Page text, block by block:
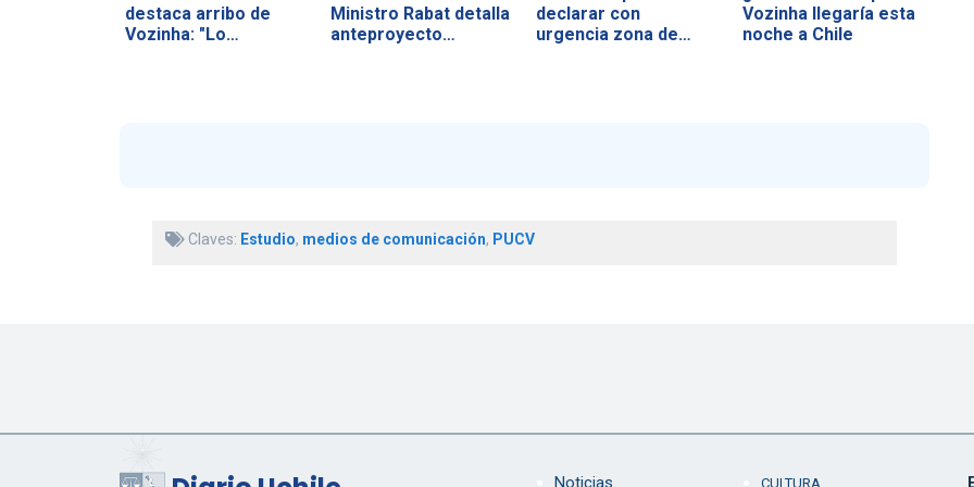
destaca arribo de
Vozinha: "Lo…
Ministro Rabat detalla
anteproyecto…
declarar con
urgencia zona de…
Vozinha llegaría esta
noche a Chile
Claves: Estudio, medios de comunicación, PUCV
Noticias CULTURA